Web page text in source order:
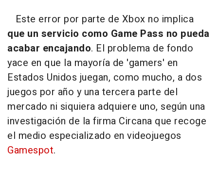
Este error por parte de Xbox no implica
que un servicio como Game Pass no pueda
acabar encajando. El problema de fondo
yace en que la mayoría de 'gamers' en
Estados Unidos juegan, como mucho, a dos
juegos por año y una tercera parte del
mercado ni siquiera adquiere uno, según una
investigación de la firma Circana que recoge
el medio especializado en videojuegos
Gamespot.